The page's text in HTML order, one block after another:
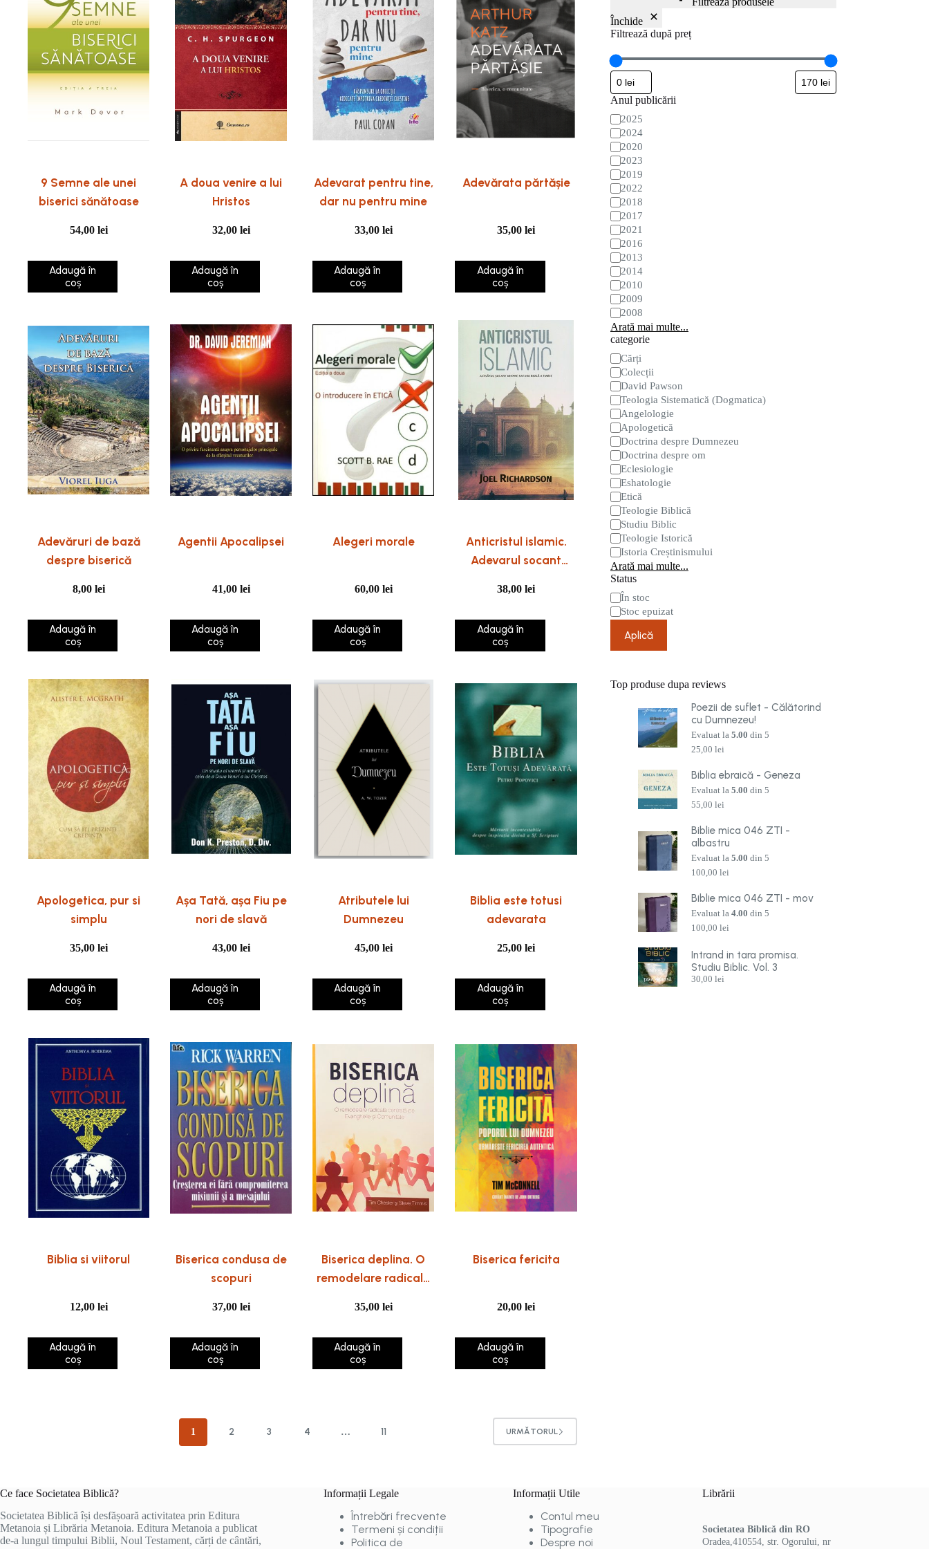
9 Semne ale unei
biserici sănătoase
54,00 lei
Adaugă în
coș
A doua venire a lui
Hristos
32,00 lei
Adaugă în
coș
Adevarat pentru tine,
dar nu pentru mine
33,00 lei
Adaugă în
coș
Adevărata părtășie
35,00lei
Adaugă în
coș
Adevăruri de bază
despre biserică
8,00 lei
Adaugă în
coș
Agentii Apocalipsei
41,00 lei
Adaugă în
coș
Alegeri morale
60,00 lei
Adaugă în
coș
Anticristul islamic.
Adevarul socant
Fiarei
38,00lei
Adaugă în
coș
Apologetica, pur si
simplu
35,00 lei
Adaugă în
coș
Așa Tată, așa Fiu pe
nori de slavă
43,00 lei
Adaugă în
coș
Atributele lui
Dumnezeu
45,00 lei
Adaugă în
coș
Biblia este totusi
adevarata
25,00lei
Adaugă în
coș
Biblia si viitorul
12,00 lei
Adaugă în
coș
Biserica condusa de
scopuri
37,00 lei
Adaugă în
coș
Biserica deplina. O
remodelare radicala
Evanghelie si
Comunitate
35,00 lei
Adaugă în
coș
Biserica fericita
20,00lei
Adaugă în
coș
1 2 3 4 … 11 URMĂTORUL
Închide
Filtrează după preț
Anul publicării
Anul
publicării
2025
2024
2020
2023
2019
2022
2018
2017
2021
2016
2013
2014
2010
2009
2008
Arată mai multe...
categorie
categorie
Cărți
Colecții
David Pawson
Teologia Sistematică (Dogmatica)
Angelologie
Apologetică
Doctrina despre Dumnezeu
Doctrina despre om
Eclesiologie
Eshatologie
Etică
Teologie Biblică
Studiu Biblic
Teologie Istorică
Istoria Creștinismului
Arată mai multe...
Status
StareÎn stoc
Stoc epuizat
Aplică
Top produse dupa reviews
Poezii de suflet - Călătorind
cu Dumnezeu!
Evaluat la5.00 din 5
25,00lei
Biblia ebraică - Geneza
Evaluat la5.00 din 5
55,00lei
Biblie mica 046 ZTI -
albastru
Evaluat la5.00 din 5
100,00lei
Biblie mica 046 ZTI - mov
Evaluat la4.00 din 5
100,00lei
Intrand in tara promisa.
Studiu Biblic. Vol. 3
30,00lei
Ce face Societatea Biblică?
Societatea Biblică își desfășoară activitatea prin Editura
Metanoia și Librăria Metanoia. Editura Metanoia a publicat
de-a lungul timpului Biblii, Noul Testament, cărți de cântări,
Informații Legale
Întrebări frecvente
Termeni și condiții
Politica de
Informații Utile
Contul meu
Tipografie
Despre noi
Librării
Societatea Biblică din RO
Oradea,410554, str. Ogorului, nr